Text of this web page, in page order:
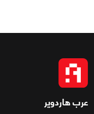
عرب هاردوير